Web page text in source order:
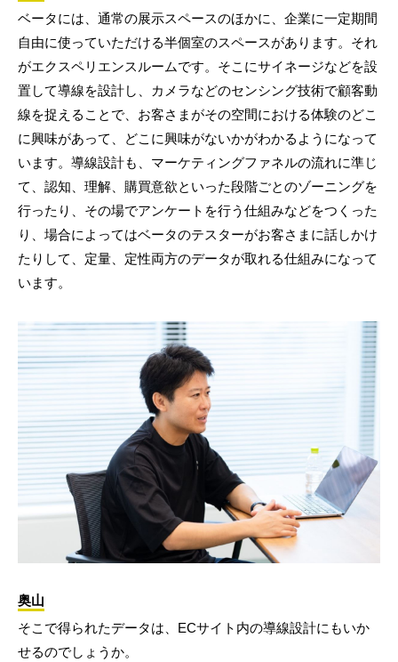
ベータには、通常の展示スペースのほかに、企業に一定期間
自由に使っていただける半個室のスペースがあります。それ
がエクスペリエンスルームです。そこにサイネージなどを設
置して導線を設計し、カメラなどのセンシング技術で顧客動
線を捉えることで、お客さまがその空間における体験のどこ
に興味があって、どこに興味がないかがわかるようになって
います。導線設計も、マーケティングファネルの流れに準じ
て、認知、理解、購買意欲といった段階ごとのゾーニングを
行ったり、その場でアンケートを行う仕組みなどをつくった
り、場合によってはベータのテスターがお客さまに話しかけ
たりして、定量、定性両方のデータが取れる仕組みになって
います。
奥山
そこで得られたデータは、ECサイト内の導線設計にもいか
せるのでしょうか。